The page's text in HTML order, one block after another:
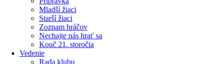
Mladší žiaci
Starší žiaci
Zoznam hráčov
Nechajte nás hrať sa
Kouč 21. storočia
Vedenie
Rada klubu